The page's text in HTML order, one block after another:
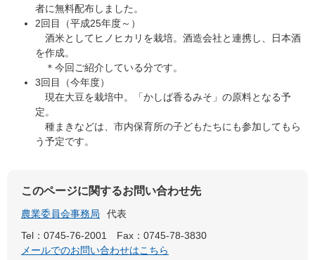
者に無料配布しました。
2回目（平成25年度～）
酒米としてヒノヒカリを栽培。酒造会社と連携し、日本酒
を作成。
＊今回ご紹介している分です。
3回目（今年度）
現在大豆を栽培中。「かしば香るみそ」の原料となる予
定。
種まきなどは、市内保育所の子どもたちにも参加してもら
う予定です。
このページに関するお問い合わせ先
農業委員会事務局
代表
Tel：0745-76-2001
Fax：0745-78-3830
メールでのお問い合わせはこちら